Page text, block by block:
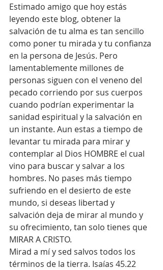
Estimado amigo que hoy estás
leyendo este blog, obtener la
salvación de tu alma es tan sencillo
como poner tu mirada y tu confianza
en la persona de Jesús. Pero
lamentablemente millones de
personas siguen con el veneno del
pecado corriendo por sus cuerpos
cuando podrían experimentar la
sanidad espiritual y la salvación en
un instante. Aun estas a tiempo de
levantar tu mirada para mirar y
contemplar al Dios HOMBRE el cual
vino para buscar y salvar a los
hombres. No pases más tiempo
sufriendo en el desierto de este
mundo, si deseas libertad y
salvación deja de mirar al mundo y
su ofrecimiento, tan solo tienes que
MIRAR A CRISTO.
Mirad a mí y sed salvos todos los
términos de la tierra. Isaías 45.22